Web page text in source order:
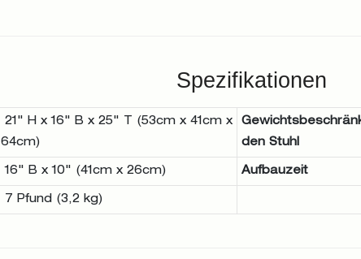
Spezifikationen
21" H x 16" B x 25" T (53cm x 41cm x
64cm)
den Stuhl
16" B x 10" (41cm x 26cm) Aufbauzeit
7 Pfund (3,2 kg)